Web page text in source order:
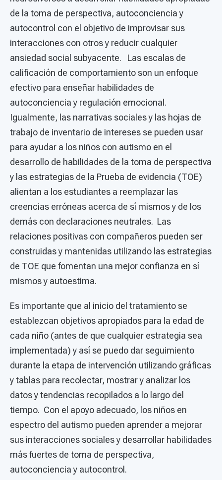
de la toma de perspectiva, autoconciencia y
autocontrol con el objetivo de improvisar sus
interacciones con otros y reducir cualquier
ansiedad social subyacente. Las escalas de
calificación de comportamiento son un enfoque
efectivo para enseñar habilidades de
autoconciencia y regulación emocional.
Igualmente, las narrativas sociales y las hojas de
trabajo de inventario de intereses se pueden usar
para ayudar a los niños con autismo en el
desarrollo de habilidades de la toma de perspectiva
y las estrategias de la Prueba de evidencia (TOE)
alientan a los estudiantes a reemplazar las
creencias erróneas acerca de sí mismos y de los
demás con declaraciones neutrales. Las
relaciones positivas con compañeros pueden ser
construidas y mantenidas utilizando las estrategias
de TOE que fomentan una mejor confianza en sí
mismos y autoestima.
Es importante que al inicio del tratamiento se
establezcan objetivos apropiados para la edad de
cada niño (antes de que cualquier estrategia sea
implementada) y así se puedo dar seguimiento
durante la etapa de intervención utilizando gráficas
y tablas para recolectar, mostrar y analizar los
datos y tendencias recopilados a lo largo del
tiempo. Con el apoyo adecuado, los niños en
espectro del autismo pueden aprender a mejorar
sus interacciones sociales y desarrollar habilidades
más fuertes de toma de perspectiva,
autoconciencia y autocontrol.